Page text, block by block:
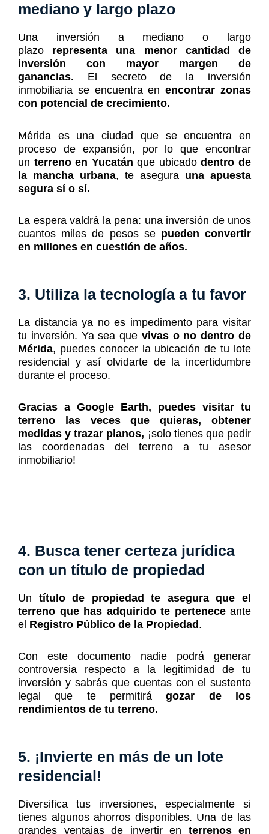
mediano y largo plazo
Una inversión a mediano o largo
plazo representa una menor cantidad de
inversión con mayor margen de
ganancias. El secreto de la inversión
inmobiliaria se encuentra enencontrar zonas
con potencial de crecimiento.
Mérida es una ciudad que se encuentra en
proceso de expansión, por lo que encontrar
un terreno en Yucatán que ubicadodentro de
la mancha urbana, te asegura una apuesta
segura sí o sí.
La espera valdrá la pena: una inversión de unos
cuantos miles de pesos se pueden convertir
en millones en cuestión de años.
3. Utiliza la tecnología a tu favor
La distancia ya no es impedimento para visitar
tu inversión. Ya sea que vivas o no dentro de
Mérida, puedes conocer la ubicación de tu lote
residencial y así olvidarte de la incertidumbre
durante el proceso.
Gracias a Google Earth, puedes visitar tu
terreno las veces que quieras, obtener
medidas y trazar planos, ¡solo tienes que pedir
las coordenadas del terreno a tu asesor
inmobiliario!
4. Busca tener certeza jurídica
con un título de propiedad
Un título de propiedad te asegura que el
terreno que has adquirido te perteneceante
el Registro Público de la Propiedad.
Con este documento nadie podrá generar
controversia respecto a la legitimidad de tu
inversión y sabrás que cuentas con el sustento
legal que te permitirágozar de los
rendimientos de tu terreno.
5. ¡Invierte en más de un lote
residencial!
Diversifica tus inversiones, especialmente si
tienes algunos ahorros disponibles. Una de las
grandes ventajas de invertir en terrenos en